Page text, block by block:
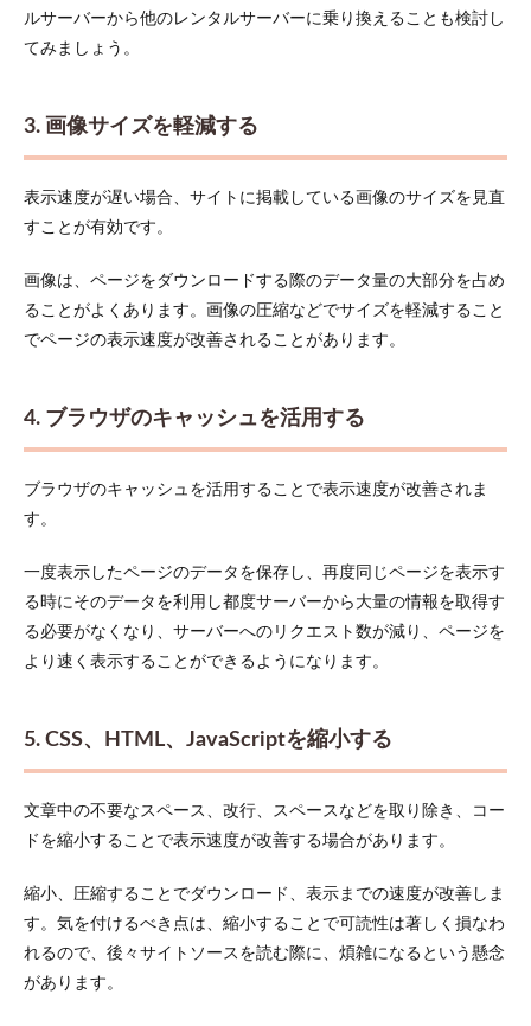
ルサーバーから他のレンタルサーバーに乗り換えることも検討し
てみましょう。
3. 画像サイズを軽減する
表示速度が遅い場合、サイトに掲載している画像のサイズを見直
すことが有効です。
画像は、ページをダウンロードする際のデータ量の大部分を占め
ることがよくあります。画像の圧縮などでサイズを軽減すること
でページの表示速度が改善されることがあります。
4. ブラウザのキャッシュを活用する
ブラウザのキャッシュを活用することで表示速度が改善されま
す。
一度表示したページのデータを保存し、再度同じページを表示す
る時にそのデータを利用し都度サーバーから大量の情報を取得す
る必要がなくなり、サーバーへのリクエスト数が減り、ページを
より速く表示することができるようになります。
5. CSS、HTML、JavaScriptを縮小する
文章中の不要なスペース、改行、スペースなどを取り除き、コー
ドを縮小することで表示速度が改善する場合があります。
縮小、圧縮することでダウンロード、表示までの速度が改善しま
す。気を付けるべき点は、縮小することで可読性は著しく損なわ
れるので、後々サイトソースを読む際に、煩雑になるという懸念
があります。